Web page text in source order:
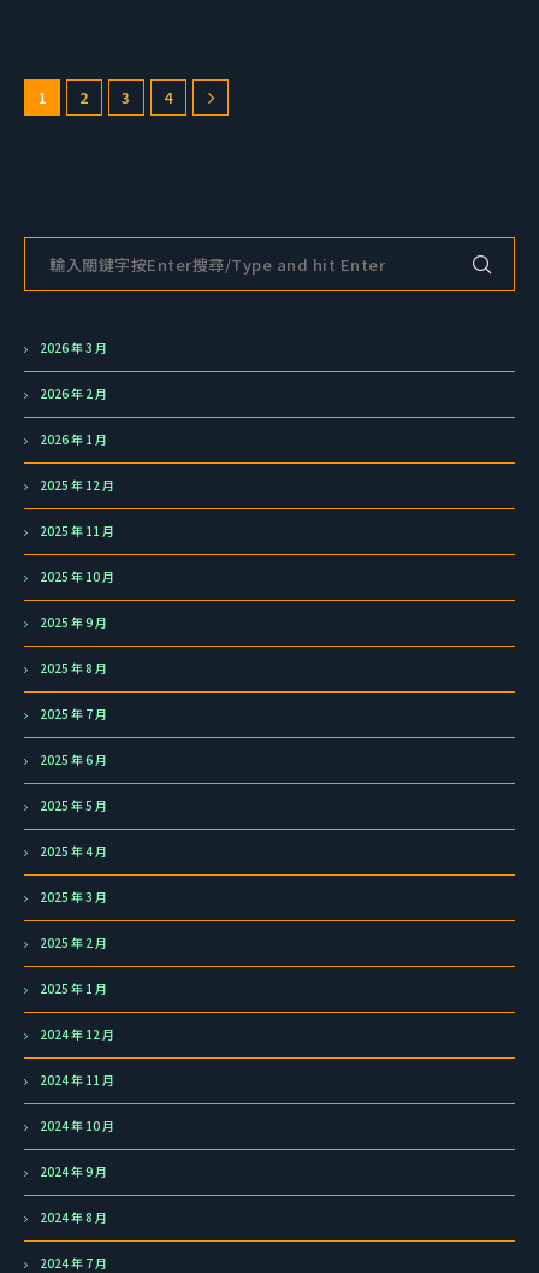
1 2 3 4
2026 年 3 月
2026 年 2 月
2026 年 1 月
2025 年 12 月
2025 年 11 月
2025 年 10 月
2025 年 9 月
2025 年 8 月
2025 年 7 月
2025 年 6 月
2025 年 5 月
2025 年 4 月
2025 年 3 月
2025 年 2 月
2025 年 1 月
2024 年 12 月
2024 年 11 月
2024 年 10 月
2024 年 9 月
2024 年 8 月
2024 年 7 月